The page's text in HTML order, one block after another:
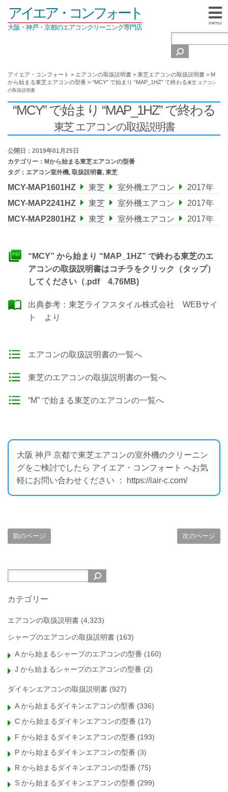
menu
アイエア・コンフォート
大阪・神戸・京都のエアコンクリーニング専門店
アイエア・コンフォート > エアコンの取扱説明書 > 東芝エアコンの取扱説明書 > M
から始まる東芝エアコンの型番 > “MCY” で始まり “MAP_1HZ” で終わる東芝 エアコン
の取扱説明書
“MCY” で始まり “MAP_1HZ” で終わる
東芝 エアコンの取扱説明書
公開日：2019年01月25日
カテゴリー： Mから始まる東芝エアコンの型番
タグ： エアコン室外機, 取扱説明書, 東芝
MCY-MAP1601HZ 東芝 室外機エアコン
2017年
MCY-MAP2241HZ
東芝 室外機エアコン
2017年
MCY-MAP2801HZ
東芝 室外機エアコン 2017年
“MCY” から始まり “MAP_1HZ” で終わる東芝のエ
アコンの取扱説明書はコチラをクリック（タップ）
してください（.pdf 4.76MB)
出典参考： 東芝ライフスタイル株式会社 WEBサイ
ト
より
エアコンの取扱説明書の一覧へ
東芝のエアコンの取扱説明書の一覧へ
“M” で始まる東芝のエアコンの一覧へ
大阪 神戸 京都で東芝エアコンの室外機のクリーニン
グをご検討でしたら アイエア・コンフォート へお気
軽にお問い合わせください ： https://iair-c.com/
前のページ 次のページ
カテゴリー
エアコンの取扱説明書 (4,323)
シャープのエアコンの取扱説明書 (163)
A から始まるシャープのエアコンの型番 (160)
J から始まるシャープのエアコンの型番 (2)
ダイキンエアコンの取扱説明書 (927)
A から始まるダイキンエアコンの型番 (336)
C から始まるダイキンエアコンの型番 (17)
F から始まるダイキンエアコンの型番 (193)
P から始まるダイキンエアコンの型番 (3)
R から始まるダイキンエアコンの型番 (75)
S から始まるダイキンエアコンの型番 (299)